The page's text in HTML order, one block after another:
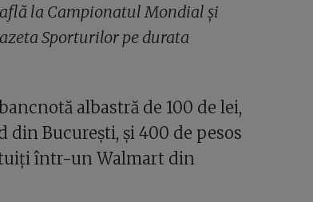
la Campionatul Mondial și
Sporturilor pe durata
albastră de 100 de lei,
din București, și 400 de pesos
într-un Walmart din